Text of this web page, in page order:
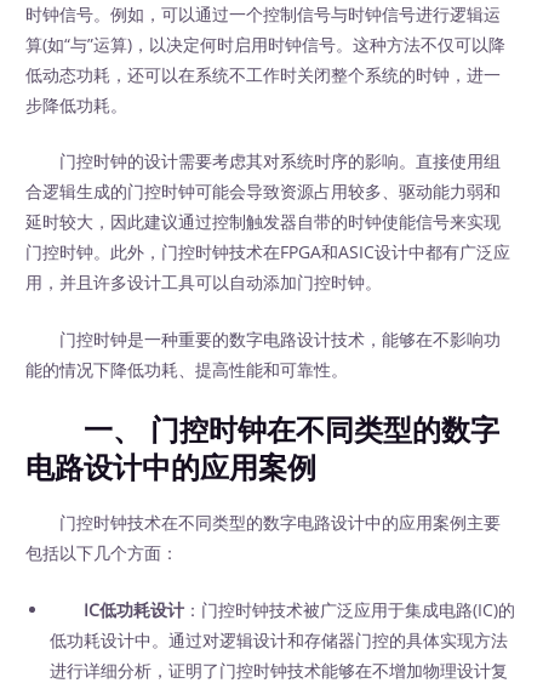
时钟信号。例如，可以通过一个控制信号与时钟信号进行逻辑运
算(如“与”运算)，以决定何时启用时钟信号。这种方法不仅可以降
低动态功耗，还可以在系统不工作时关闭整个系统的时钟，进一
步降低功耗。
门控时钟的设计需要考虑其对系统时序的影响。直接使用组
合逻辑生成的门控时钟可能会导致资源占用较多、驱动能力弱和
延时较大，因此建议通过控制触发器自带的时钟使能信号来实现
门控时钟。此外，门控时钟技术在FPGA和ASIC设计中都有广泛应
用，并且许多设计工具可以自动添加门控时钟。
门控时钟是一种重要的数字电路设计技术，能够在不影响功
能的情况下降低功耗、提高性能和可靠性。
一、 门控时钟在不同类型的数字
电路设计中的应用案例
门控时钟技术在不同类型的数字电路设计中的应用案例主要
包括以下几个方面：
IC低功耗设计 ：门控时钟技术被广泛应用于集成电路(IC)的
低功耗设计中。通过对逻辑设计和存储器门控的具体实现方法
进行详细分析，证明了门控时钟技术能够在不增加物理设计复